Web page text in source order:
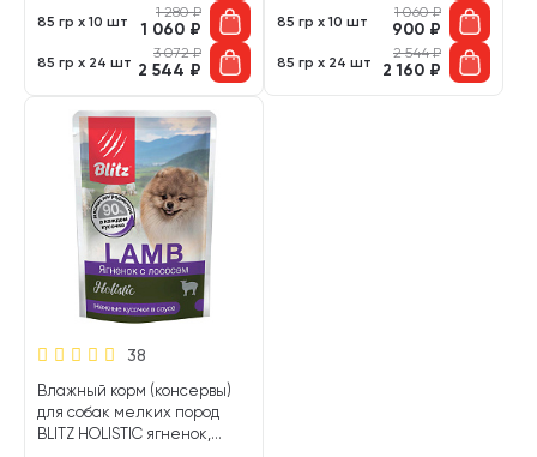
85 гр х 10 шт
1 280₽
1 060 ₽
85 гр х 24 шт
3 072₽
2 544 ₽
85 гр х 10 шт
1 060₽
900 ₽
85 гр х 24 шт
2 544₽
2 160 ₽
38
Влажный корм (консервы)
для собак мелких пород
BLITZ HOLISTIC ягненок,